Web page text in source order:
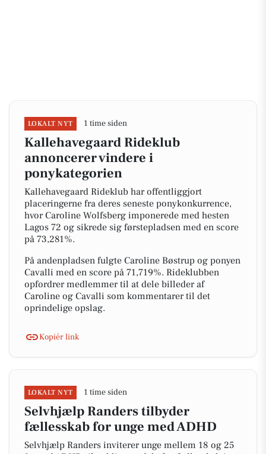
LOKALT NYT 1 time siden
Kallehavegaard Rideklub
annoncerer vindere i
ponykategorien
Kallehavegaard Rideklub har offentliggjort
placeringerne fra deres seneste ponykonkurrence,
hvor Caroline Wolfsberg imponerede med hesten
Lagos 72 og sikrede sig førstepladsen med en score
på 73,281%.
På andenpladsen fulgte Caroline Bøstrup og ponyen
Cavalli med en score på 71,719%. Rideklubben
opfordrer medlemmer til at dele billeder af
Caroline og Cavalli som kommentarer til det
oprindelige opslag.
Kopiér link
LOKALT NYT 1 time siden
Selvhjælp Randers tilbyder
fællesskab for unge med ADHD
Selvhjælp Randers inviterer unge mellem 18 og 25